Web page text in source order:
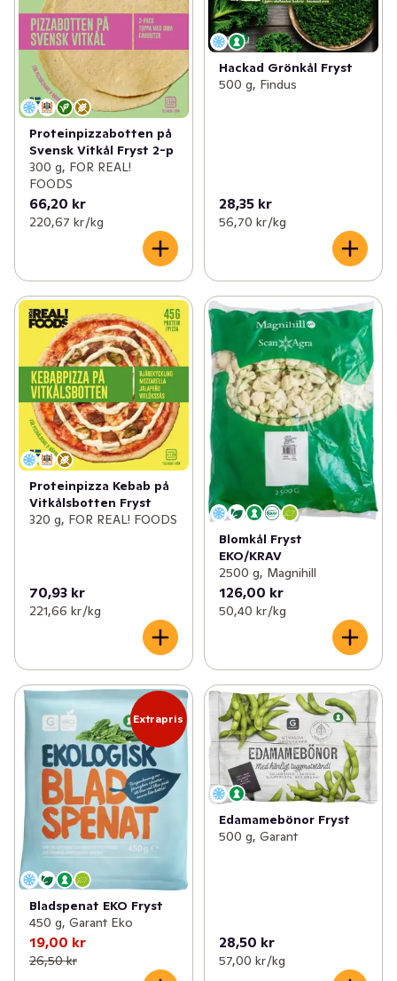
Proteinpizzabotten på
Svensk Vitkål Fryst 2-p
300 g, FOR REAL!
FOODS
66,20 kr
220,67 kr /kg
Hackad Grönkål Fryst
500 g, Findus
28,35 kr
56,70 kr /kg
Proteinpizza Kebab på
Vitkålsbotten Fryst
320 g, FOR REAL! FOODS
70,93 kr
221,66 kr /kg
Blomkål Fryst
EKO/KRAV
2500 g, Magnihill
126,00 kr
50,40 kr /kg
Extrapris
Bladspenat EKO Fryst
450 g, Garant Eko
19,00 kr
26,50 kr
Edamamebönor Fryst
500 g, Garant
28,50 kr
57,00 kr /kg